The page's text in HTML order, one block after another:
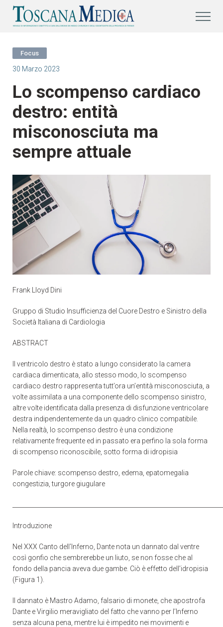
Focus
30 Marzo 2023
Lo scompenso cardiaco
destro: entità
misconosciuta ma
sempre attuale
Frank Lloyd Dini
Gruppo di Studio Insufficienza del Cuore Destro e Sinistro della
Società Italiana di Cardiologia
ABSTRACT
Il ventricolo destro è stato a lungo considerato la camera
cardiaca dimenticata, allo stesso modo, lo scompenso
cardiaco destro rappresenta tutt’ora un’entità misconosciuta, a
volte assimilata a una componente dello scompenso sinistro,
altre volte identificata dalla presenza di disfunzione ventricolare
destra indipendentemente da un quadro clinico compatibile.
Nella realtà, lo scompenso destro è una condizione
relativamente frequente ed in passato era perfino la sola forma
di scompenso riconoscibile, sotto forma di idropisia
Parole chiave: scompenso destro, edema, epatomegalia
congestizia, turgore giugulare
Introduzione
Nel XXX Canto dell’Inferno, Dante nota un dannato dal ventre
così gonfio che sembrerebbe un liuto, se non fosse che al
fondo della pancia aveva due gambe. Ciò è effetto dell’idropisia
(Figura 1).
Il dannato è Mastro Adamo, falsario di monete, che apostrofa
Dante e Virgilio meravigliato del fatto che vanno per l’Inferno
senza alcuna pena, mentre lui è impedito nei movimenti e